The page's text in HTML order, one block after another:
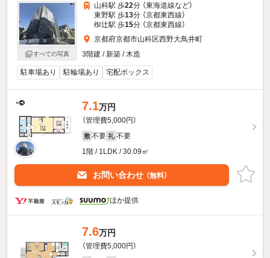
すべての写真
山科駅 歩22分 （東海道線など）
東野駅 歩13分 （京都東西線）
椥辻駅 歩15分 （京都東西線）
京都府京都市山科区西野大鳥井町
3階建 / 新築 / 木造
駐車場あり 駐輪場あり 宅配ボックス
7.1万円
（管理費5,000円）
敷 不要 礼 不要
1階 / 1LDK / 30.09㎡
お問い合わせ （無料）
ほか提供
7.6万円
（管理費5,000円）